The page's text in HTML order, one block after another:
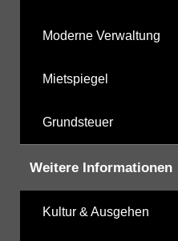
Moderne Verwaltung
Mietspiegel
Grundsteuer
Weitere Informationen
Kultur & Ausgehen